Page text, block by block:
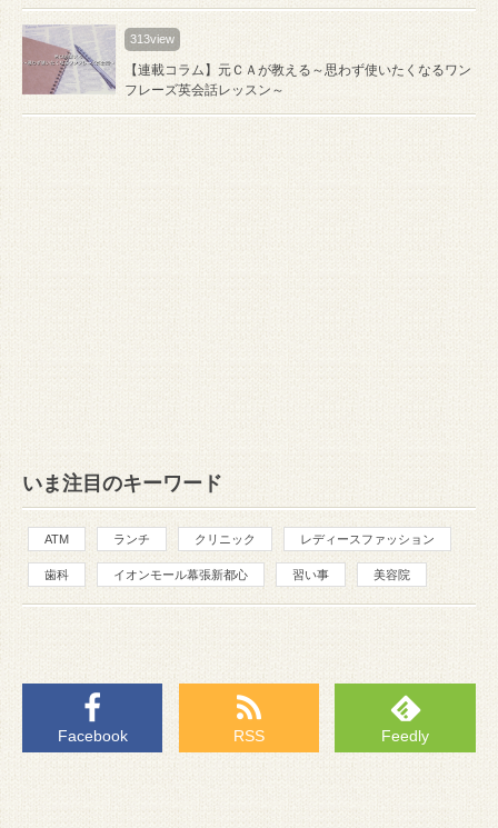
313view
【連載コラム】元ＣＡが教える～思わず使いたくなるワン
フレーズ英会話レッスン～
いま注目のキーワード
ATM ランチ クリニック レディースファッション
歯科 イオンモール幕張新都心 習い事 美容院
Facebook RSS Feedly